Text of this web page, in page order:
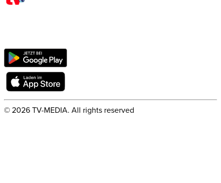
© 2026 TV-MEDIA. All rights reserved